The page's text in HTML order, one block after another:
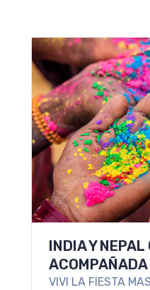
INDIA Y
ACOMPAÑADA
VIVI LA FIESTA